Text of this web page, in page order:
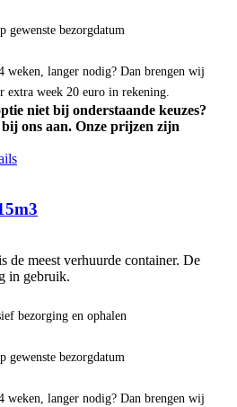
gewenste bezorgdatum
weken, langer nodig? Dan brengen wij
extra week 20 euro in rekening.
niet bij onderstaande keuzes?
ons aan. Onze prijzen zijn
de meest verhuurde container. De
in gebruik.
bezorging en ophalen
gewenste bezorgdatum
weken, langer nodig? Dan brengen wij